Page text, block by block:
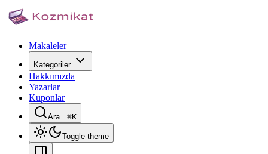
Makaleler
Kategoriler
Hakkımızda
Yazarlar
Kuponlar
Ara...⌘K
Toggle theme